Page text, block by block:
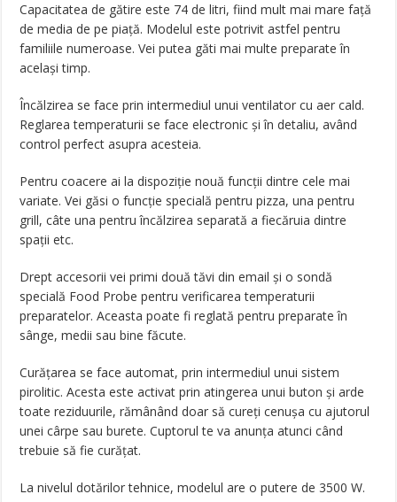
Capacitatea de gătire este 74 de litri, fiind mult mai mare față
de media de pe piață. Modelul este potrivit astfel pentru
familiile numeroase. Vei putea găti mai multe preparate în
același timp.
Încălzirea se face prin intermediul unui ventilator cu aer cald.
Reglarea temperaturii se face electronic și în detaliu, având
control perfect asupra acesteia.
Pentru coacere ai la dispoziție nouă funcții dintre cele mai
variate. Vei găsi o funcție specială pentru pizza, una pentru
grill, câte una pentru încălzirea separată a fiecăruia dintre
spații etc.
Drept accesorii vei primi două tăvi din email și o sondă
specială Food Probe pentru verificarea temperaturii
preparatelor. Aceasta poate fi reglată pentru preparate în
sânge, medii sau bine făcute.
Curățarea se face automat, prin intermediul unui sistem
pirolitic. Acesta este activat prin atingerea unui buton și arde
toate reziduurile, rămânând doar să cureți cenușa cu ajutorul
unei cârpe sau burete. Cuptorul te va anunța atunci când
trebuie să fie curățat.
La nivelul dotărilor tehnice, modelul are o putere de 3500 W.